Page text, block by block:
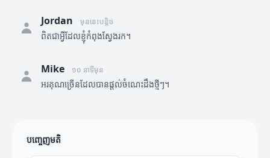
Jordan មុននេះបន្តិច
ពិតជាអ្វីដែលខ្ញុំកំពុងស្វែងរក។
Mike ១០ នាទីមុន
អរគុណច្រើនដែលបានផ្តល់ចំណេះដឹងថ្មីៗ។
បញ្ចេញមតិ